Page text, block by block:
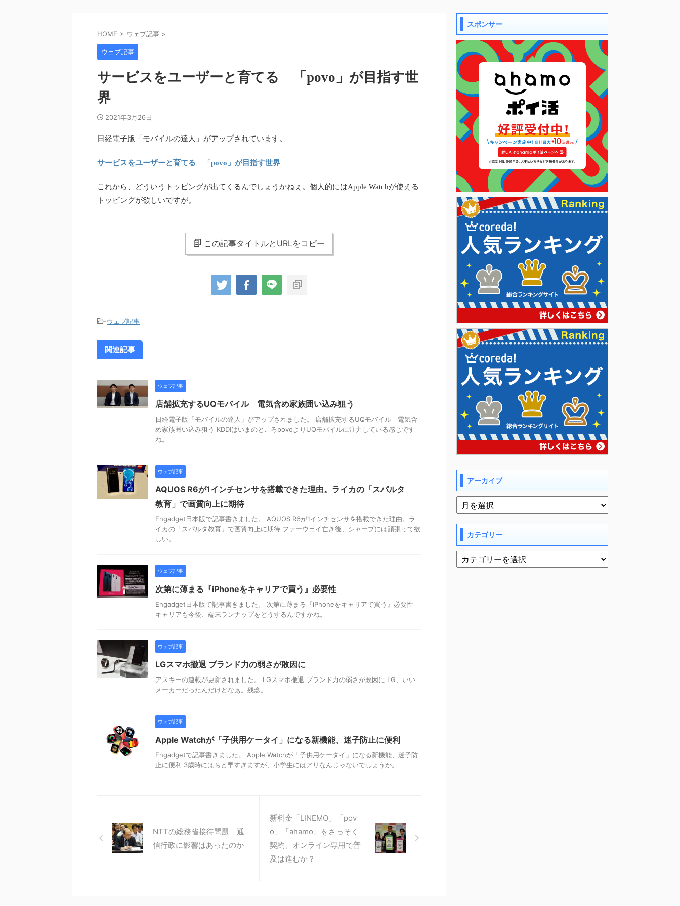
HOME > ウェブ記事 >
ウェブ記事
サービスをユーザーと育てる 「povo」が目指す世
界
2021年3月26日
日経電子版「モバイルの達人」がアップされています。
サービスをユーザーと育てる 「povo」が目指す世界
これから、どういうトッピングが出てくるんでしょうかねぇ。個人的にはApple Watchが使える
トッピングが欲しいですが。
この記事タイトルとURLをコピー
-ウェブ記事
関連記事
ウェブ記事
店舗拡充するUQモバイル 電気含め家族囲い込み狙う
日経電子版「モバイルの達人」がアップされました。 店舗拡充するUQモバイル 電気含
め家族囲い込み狙う KDDIはいまのところpovoよりUQモバイルに注力している感じです
ね。
ウェブ記事
AQUOS R6が1インチセンサを搭載できた理由。ライカの「スパルタ
教育」で画質向上に期待
Engadget日本版で記事書きました。 AQUOS R6が1インチセンサを搭載できた理由。ラ
イカの「スパルタ教育」で画質向上に期待 ファーウェイ亡き後、シャープには頑張って欲
しい。
ウェブ記事
次第に薄まる『iPhoneをキャリアで買う』必要性
Engadget日本版で記事書きました。 次第に薄まる『iPhoneをキャリアで買う』必要性
キャリアも今後、端末ランナップをどうするんですかね。
ウェブ記事
LGスマホ撤退 ブランド力の弱さが敗因に
アスキーの連載が更新されました。 LGスマホ撤退 ブランド力の弱さが敗因に LG、いい
メーカーだったんだけどなぁ。残念。
ウェブ記事
Apple Watchが「子供用ケータイ」になる新機能、迷子防止に便利
Engadgetで記事書きました。 Apple Watchが「子供用ケータイ」になる新機能、迷子防
止に便利 3歳時にはちと早すぎますが、小学生にはアリなんじゃないでしょうか。
NTTの総務省接待問題 通
信行政に影響はあったのか
新料金「LINEMO」「pov
o」「ahamo」をさっそく
契約、オンライン専用で普
及は進むか？
スポンサー
アーカイブ
カテゴリー